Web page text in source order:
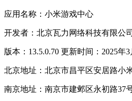
应用名称：小米游戏中心
开发者：北京瓦力网络科技有限公
版本：13.5.0.70 更新时间：2025年3
北京地址：北京市昌平区安居路小
南京地址：南京市建邺区永初路37